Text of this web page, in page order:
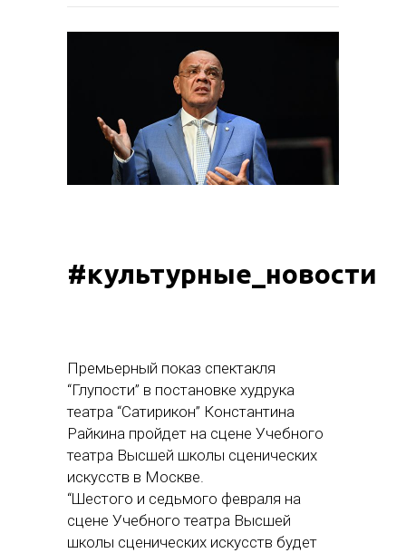
#культурные_новости
Премьерный показ спектакля
“Глупости” в постановке худрука
театра “Сатирикон” Константина
Райкина пройдет на сцене Учебного
театра Высшей школы сценических
искусств в Москве.
“Шестого и седьмого февраля на
сцене Учебного театра Высшей
школы сценических искусств будет